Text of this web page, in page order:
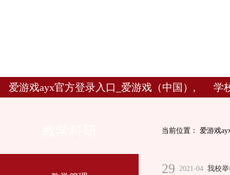
爱游戏ayx官方登录入口_爱游戏（中国）, 学
当前位置： 爱游戏
29 2021-04 我校